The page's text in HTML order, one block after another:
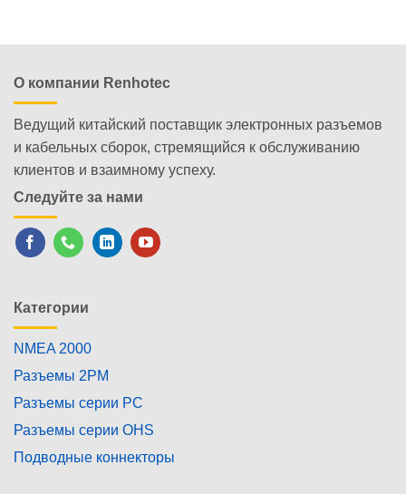
О компании Renhotec
Ведущий китайский поставщик электронных разъемов
и кабельных сборок, стремящийся к обслуживанию
клиентов и взаимному успеху.
Следуйте за нами
Категории
NMEA 2000
Разъемы 2PM
Разъемы серии PC
Разъемы серии OHS
Подводные коннекторы